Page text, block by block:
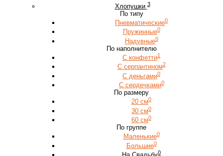
Хлопушки 3
По типу
Пневматические0
Пружинные0
Надувные0
По наполнителю
С конфетти1
С серпантином2
С деньгами0
С сердечками0
По размеру
20 см0
30 см0
60 см0
По группе
Маленькие0
Большие0
0